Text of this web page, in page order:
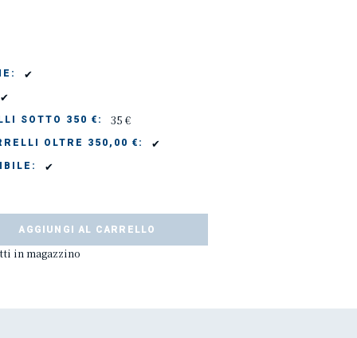
✔
✔
SOTTO 350 €: 35 €
OLTRE 350,00 €: ✔
✔
AGGIUNGI AL CARRELLO
in magazzino